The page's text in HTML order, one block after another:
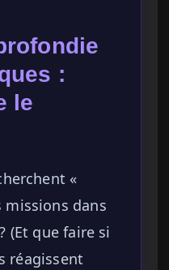
:
le
«
missions dans
(Et que faire si
réagissent